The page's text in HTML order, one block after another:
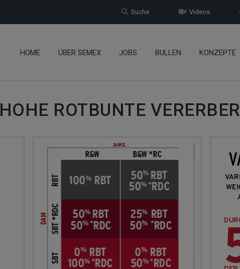
Videos
Suche
HOME ÜBER SEMEX JOBS BULLEN KONZEPTE
HOHE ROTBUNTE VERERBER